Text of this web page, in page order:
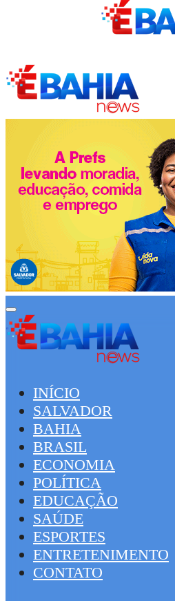
INÍCIO
SALVADOR
BAHIA
BRASIL
ECONOMIA
POLÍTICA
EDUCAÇÃO
SAÚDE
ESPORTES
ENTRETENIMENTO
CONTATO